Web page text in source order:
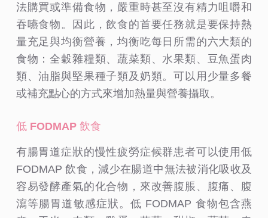
法購買或準備食物，嚴重時甚至沒有精力咀嚼和
吞嚥食物。因此，飲食的首要任務就是要保持熱
量充足與均衡營養，均衡吃每日所需的六大類的
食物：全穀雜糧類、蔬菜類、水果類、豆魚蛋肉
類、油脂與堅果種子類及奶類。可以用少量多餐
或補充點心的方式來增加熱量與營養攝取。
低 FODMAP 飲食
有腸胃道症狀的慢性疲勞症候群患者可以使用低
FODMAP 飲食，減少在腸道中無法被消化吸收及
容易發酵產氣的化合物，來改善腹脹、腹痛、腹
瀉等腸胃道敏感症狀。低 FODMAP 食物包含燕